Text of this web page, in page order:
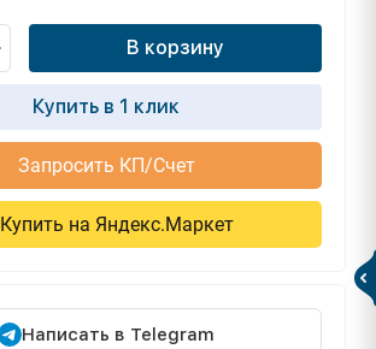
В корзину
Купить в 1 клик
Запросить КП/Счет
Купить на Яндекс.Маркет
Написать в Telegram